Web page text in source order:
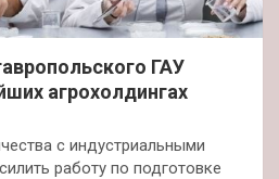
ГАУ
агрохолдингах
с индустриальными
работу по подготовке